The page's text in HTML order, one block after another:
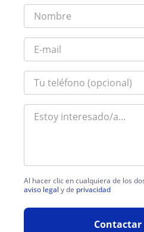
Al hacer clic en cualquiera de los
aviso legal y de privacidad